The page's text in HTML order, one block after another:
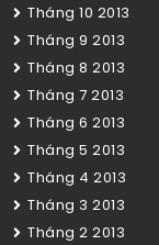
Tháng 10 2013
Tháng 9 2013
Tháng 8 2013
Tháng 7 2013
Tháng 6 2013
Tháng 5 2013
Tháng 4 2013
Tháng 3 2013
Tháng 2 2013